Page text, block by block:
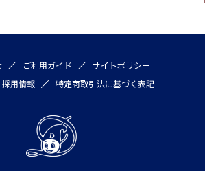
ご利用ガイド
サイトポリシー
採用情報 特定商取引法に基づく表記